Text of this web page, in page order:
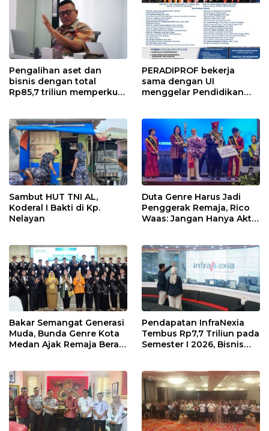
Pengalihan aset dan
bisnis dengan total
Rp85,7 triliun memperkuat
dari 90% aset jaringan
Telkom
PERADIPROF bekerja
sama dengan UI
menggelar Pendidikan
Sambut HUT TNI AL,
Koderal I Bakti di Kp.
Nelayan
Duta Genre Harus Jadi
Penggerak Remaja, Rico
Waas: Jangan Hanya Aktif
Bakar Semangat Generasi
Muda, Bunda Genre Kota
Medan Ajak Remaja Berani
Pendapatan InfraNexia
Tembus Rp7,7 Triliun pada
Semester I 2026, Bisnis